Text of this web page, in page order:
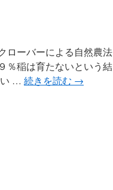
ーバーによる自然農法
％稲は育たないという結
… 続きを読む →